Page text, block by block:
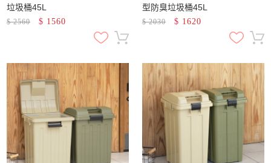
垃圾桶45L
$2560 $ 1560
型防臭垃圾桶45L
$2030 $ 1620